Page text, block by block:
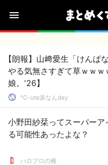
【朗報】山﨑愛生「けん
やる気無さすぎて草ｗｗ
娘。'26】
℃-ute派なんday
小野田紗栞ってスーパー
る可能性あったよな？
ハロプロの種